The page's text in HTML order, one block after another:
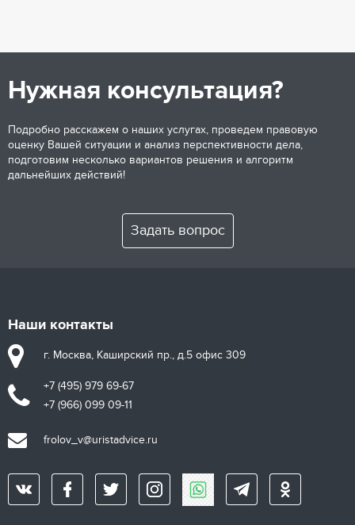
Нужная консультация?
Подробно расскажем о наших услугах, проведем правовую
оценку Вашей ситуации и анализ перспективности дела,
подготовим несколько вариантов решения и алгоритм
дальнейших действий!
Задать вопрос
Наши контакты
г. Москва, Каширский пр., д.5 офис 309
+7 (495) 979 69-67
+7 (966) 099 09-11
frolov_v@uristadvice.ru